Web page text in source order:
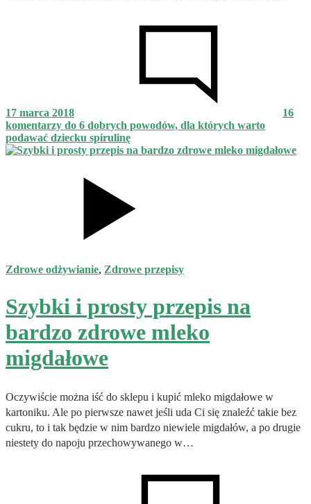
17 marca 2018
16
komentarzy do 6 dobrych powodów, dla których warto
podawać dziecku spirulinę
Zdrowe odżywianie, Zdrowe przepisy
Szybki i prosty przepis na
bardzo zdrowe mleko
migdałowe
Oczywiście można iść do sklepu i kupić mleko migdałowe w
kartoniku. Ale po pierwsze nawet jeśli uda Ci się znaleźć takie bez
cukru, to i tak będzie w nim bardzo niewiele migdałów, a po drugie
niestety do napoju przechowywanego w…